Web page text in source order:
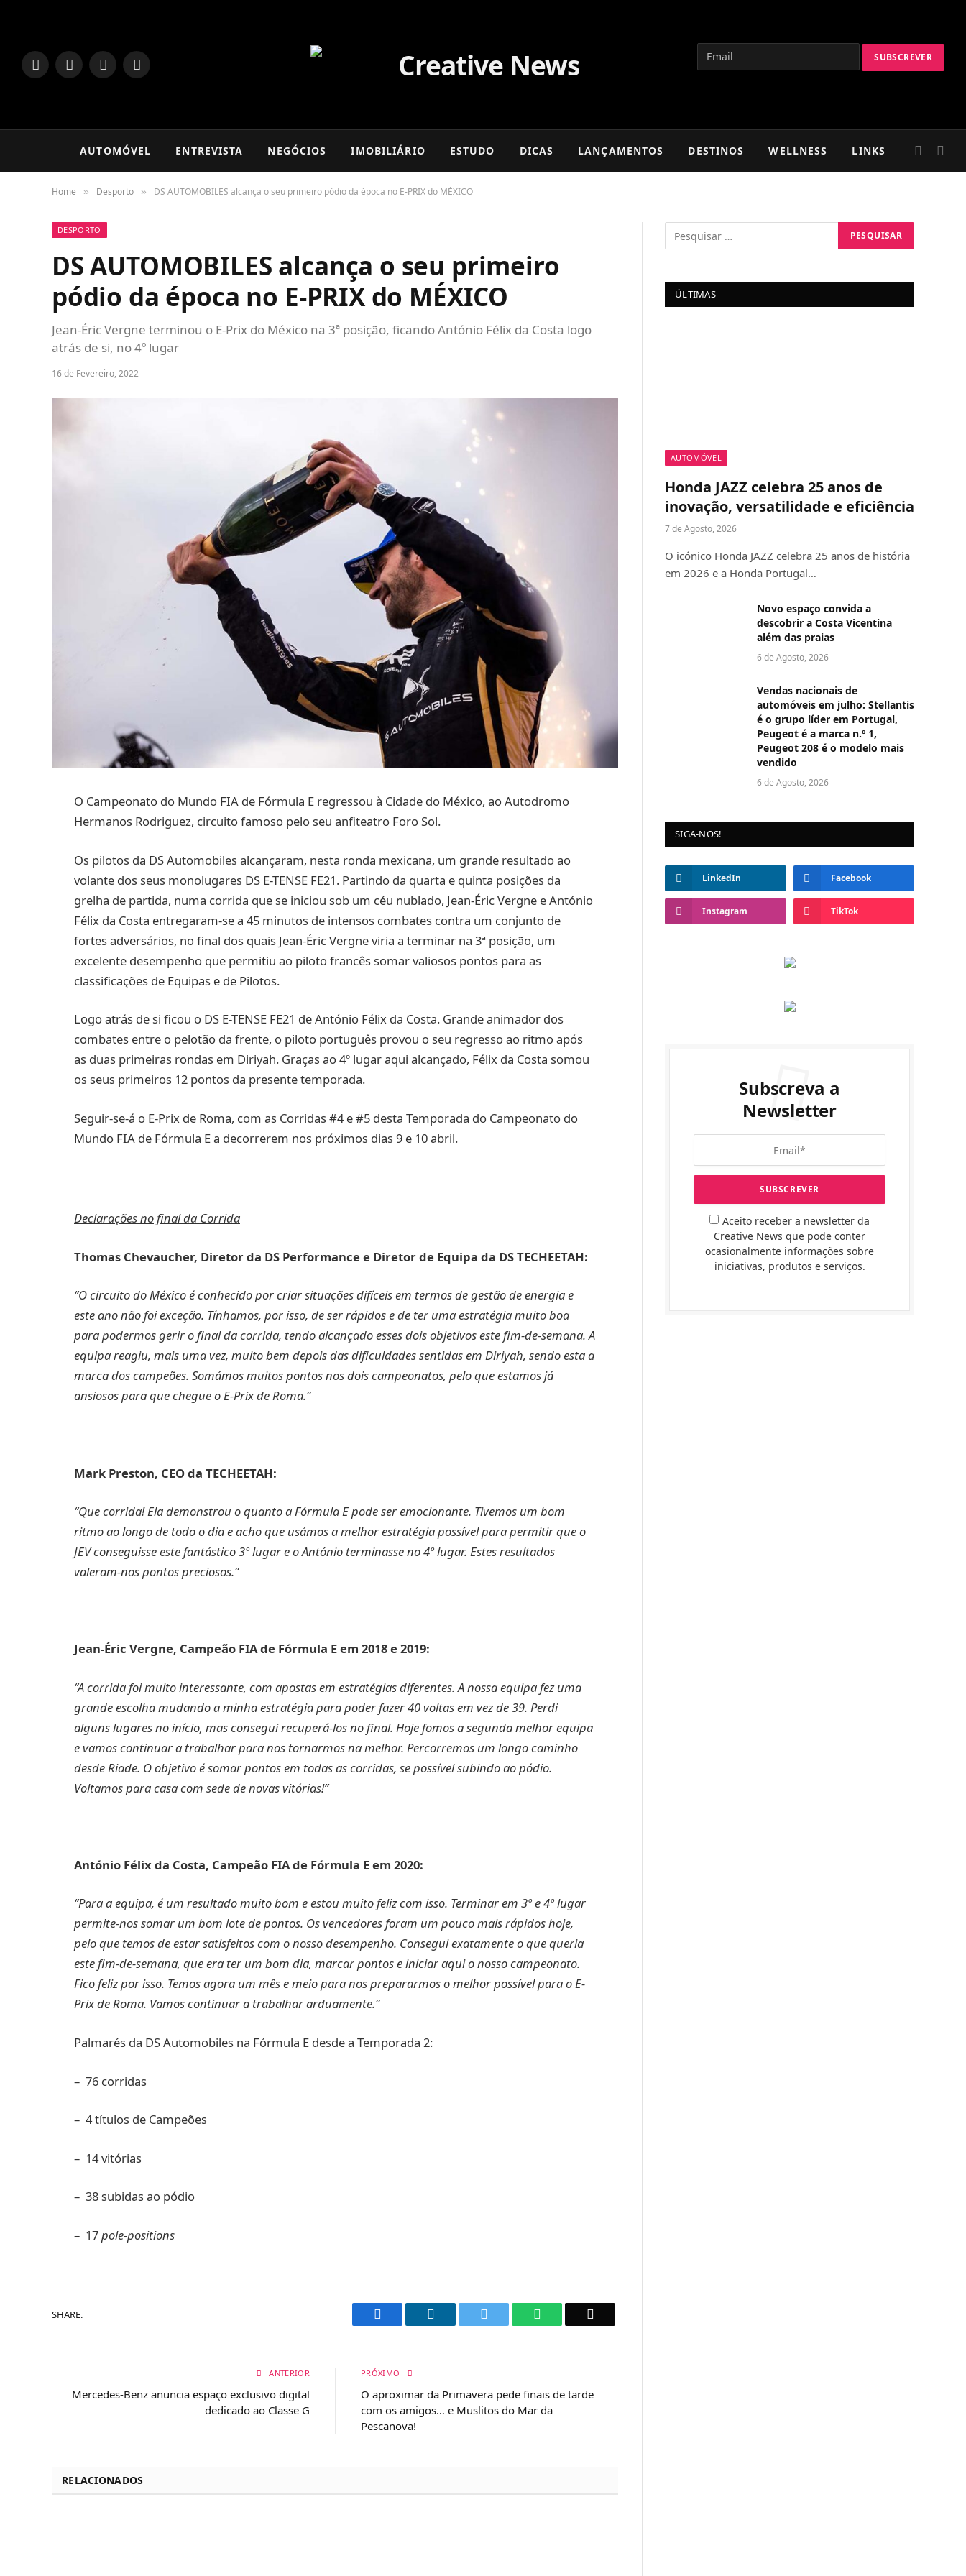
LinkedInFacebookInstagram
TikTok
AUTOMÓVEL ENTREVISTA NEGÓCIOS IMOBILIÁRIO ESTUDO DICAS LANÇAMENTOS DESTINOS WELLNESS LINKS
Home » Desporto » DS AUTOMOBILES alcança o seu primeiro pódio da época no E-PRIX do MÉXICO
DESPORTO
DS AUTOMOBILES alcança o seu primeiro
pódio da época no E-PRIX do MÉXICO
Jean-Éric Vergne terminou o E-Prix do México na 3ª posição, ficando António Félix da Costa logo
atrás de si, no 4º lugar
16 de Fevereiro, 2022
O Campeonato do Mundo FIA de Fórmula E regressou à Cidade do México, ao Autodromo
Hermanos Rodriguez, circuito famoso pelo seu anfiteatro Foro Sol.
Os pilotos da DS Automobiles alcançaram, nesta ronda mexicana, um grande resultado ao
volante dos seus monolugares DS E-TENSE FE21. Partindo da quarta e quinta posições da
grelha de partida, numa corrida que se iniciou sob um céu nublado, Jean-Éric Vergne e António
Félix da Costa entregaram-se a 45 minutos de intensos combates contra um conjunto de
fortes adversários, no final dos quais Jean-Éric Vergne viria a terminar na 3ª posição, um
excelente desempenho que permitiu ao piloto francês somar valiosos pontos para as
classificações de Equipas e de Pilotos.
Logo atrás de si ficou o DS E-TENSE FE21 de António Félix da Costa. Grande animador dos
combates entre o pelotão da frente, o piloto português provou o seu regresso ao ritmo após
as duas primeiras rondas em Diriyah. Graças ao 4º lugar aqui alcançado, Félix da Costa somou
os seus primeiros 12 pontos da presente temporada.
Seguir-se-á o E-Prix de Roma, com as Corridas #4 e #5 desta Temporada do Campeonato do
Mundo FIA de Fórmula E a decorrerem nos próximos dias 9 e 10 abril.
Declarações no final da Corrida
Thomas Chevaucher, Diretor da DS Performance e Diretor de Equipa da DS TECHEETAH:
“O circuito do México é conhecido por criar situações difíceis em termos de gestão de energia e
este ano não foi exceção. Tínhamos, por isso, de ser rápidos e de ter uma estratégia muito boa
para podermos gerir o final da corrida, tendo alcançado esses dois objetivos este fim-de-semana. A
equipa reagiu, mais uma vez, muito bem depois das dificuldades sentidas em Diriyah, sendo esta a
marca dos campeões. Somámos muitos pontos nos dois campeonatos, pelo que estamos já
ansiosos para que chegue o E-Prix de Roma.”
Mark Preston, CEO da TECHEETAH:
“Que corrida! Ela demonstrou o quanto a Fórmula E pode ser emocionante. Tivemos um bom
ritmo ao longo de todo o dia e acho que usámos a melhor estratégia possível para permitir que o
JEV conseguisse este fantástico 3º lugar e o António terminasse no 4º lugar. Estes resultados
valeram-nos pontos preciosos.”
Jean-Éric Vergne, Campeão FIA de Fórmula E em 2018 e 2019:
“A corrida foi muito interessante, com apostas em estratégias diferentes. A nossa equipa fez uma
grande escolha mudando a minha estratégia para poder fazer 40 voltas em vez de 39. Perdi
alguns lugares no início, mas consegui recuperá-los no final. Hoje fomos a segunda melhor equipa
e vamos continuar a trabalhar para nos tornarmos na melhor. Percorremos um longo caminho
desde Riade. O objetivo é somar pontos em todas as corridas, se possível subindo ao pódio.
Voltamos para casa com sede de novas vitórias!”
António Félix da Costa, Campeão FIA de Fórmula E em 2020:
“Para a equipa, é um resultado muito bom e estou muito feliz com isso. Terminar em 3º e 4º lugar
permite-nos somar um bom lote de pontos. Os vencedores foram um pouco mais rápidos hoje,
pelo que temos de estar satisfeitos com o nosso desempenho. Consegui exatamente o que queria
este fim-de-semana, que era ter um bom dia, marcar pontos e iniciar aqui o nosso campeonato.
Fico feliz por isso. Temos agora um mês e meio para nos prepararmos o melhor possível para o E-
Prix de Roma. Vamos continuar a trabalhar arduamente.”
Palmarés da DS Automobiles na Fórmula E desde a Temporada 2:
– 76 corridas
– 4 títulos de Campeões
– 14 vitórias
– 38 subidas ao pódio
– 17pole-positions
SHARE. Facebook LinkedIn WhatsApp
ANTERIOR
Mercedes-Benz anuncia espaço exclusivo digital
dedicado ao Classe G
PRÓXIMO
O aproximar da Primavera pede finais de tarde
com os amigos… e Muslitos do Mar da
Pescanova!
RELACIONADOS
ÚLTIMAS
AUTOMÓVEL
Honda JAZZ celebra 25 anos de
inovação, versatilidade e eficiência
7 de Agosto, 2026
O icónico Honda JAZZ celebra 25 anos de história
em 2026 e a Honda Portugal…
Novo espaço convida a
descobrir a Costa Vicentina
além das praias
6 de Agosto, 2026
Vendas nacionais de
automóveis em julho: Stellantis
é o grupo líder em Portugal,
Peugeot é a marca n.º 1,
Peugeot 208 é o modelo mais
vendido
6 de Agosto, 2026
SIGA-NOS!
LinkedIn Facebook
Instagram TikTok
Subscreva a
Newsletter
Aceito receber a newsletter da
Creative News que pode conter
ocasionalmente informações sobre
iniciativas, produtos e serviços.